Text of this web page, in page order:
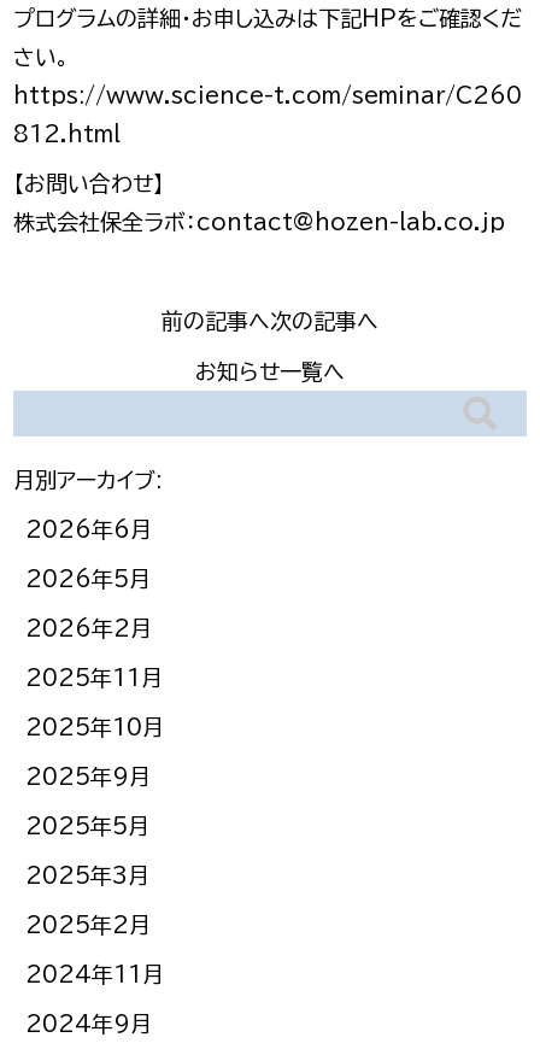
プログラムの詳細・お申し込みは下記HPをご確認くだ
さい。
https://www.science-t.com/seminar/C260
812.html
【お問い合わせ】
株式会社保全ラボ：contact@hozen-lab.co.jp
前の記事へ次の記事へ
お知らせ一覧へ
月別アーカイブ:
2026年6月
2026年5月
2026年2月
2025年11月
2025年10月
2025年9月
2025年5月
2025年3月
2025年2月
2024年11月
2024年9月